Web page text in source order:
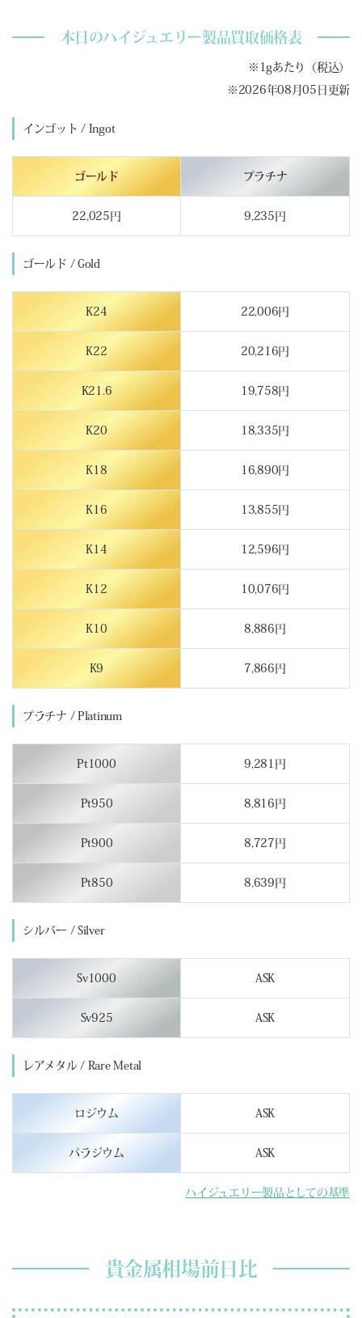
本日のハイジュエリー製品買取価格表
※1gあたり（税込）
※2026年08月05日更新
インゴット / Ingot
ゴールド プラチナ
22,025円 9,235円
ゴールド / Gold
K24 22,006円
K22 20,216円
K21.6 19,758円
K20 18,335円
K18 16,890円
K16 13,855円
K14 12,596円
K12 10,076円
K10 8,886円
K9 7,866円
プラチナ / Platinum
Pt1000 9,281円
Pt950 8,816円
Pt900 8,727円
Pt850 8,639円
シルバー / Silver
Sv1000 ASK
Sv925 ASK
レアメタル / Rare Metal
ロジウム ASK
パラジウム ASK
ハイジュエリー製品としての基準
貴金属相場前日比